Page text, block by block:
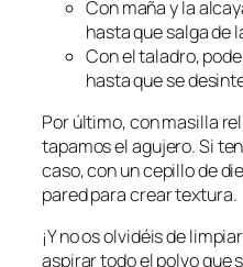
Con maña y la
hasta que salga de
Con el taladro,
hasta que se
Por último, con masilla
tapamos el agujero. Si
caso, con un cepillo de
pared para crear textura.
¡Y no os olvidéis de
aspirar todo el polvo que